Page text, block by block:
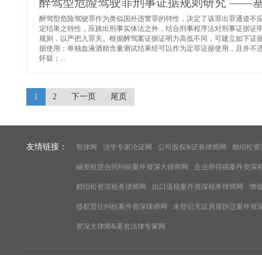
醉驾型危险驾驶罪作为类似国外违警罪的特性，决定了该罪出罪通道
定结果之特性，应跳出刑事实体法之外，结合刑事程序法对刑事证据
规则，以严把入罪关。根据醉驾案证据证明力高低不同，可建立如下
据使用；单独血液酒精含量测试结果经可以作为定罪证据使用，且并
怀疑；...
1 2 下一页 尾页
友情链接： 智律网 法学专家论证网 公司股权&证券律师网 赖绍松资
融资租赁合同纠纷案件资深大律师网 企业所得税案件资深
赖绍松资深税务律师网 出口退税案件资深税务律师网 增
侵权责任纠纷案件资深律师网 未登记无证房屋拆迁案件资
资深大律师&著名法律专家网